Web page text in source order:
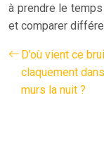
à prendre le
et comparer
D’où vient ce
claquement
murs la nuit ?